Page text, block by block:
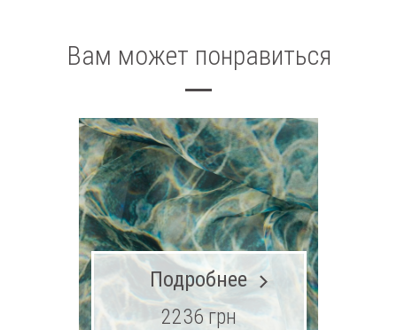
Вам может понравиться
Подробнее
2236 грн